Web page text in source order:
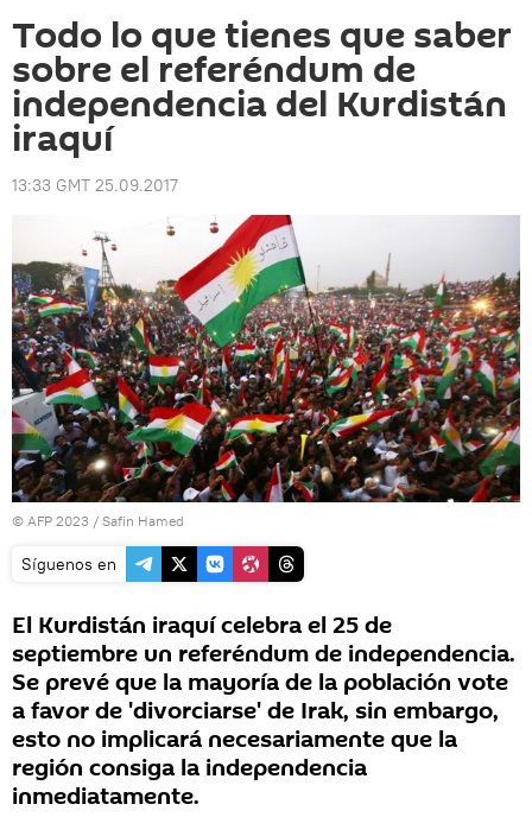
Todo lo que tienes que saber
sobre el referéndum de
independencia del Kurdistán
iraquí
13:33 GMT 25.09.2017
© AFP 2023 / Safin Hamed
Síguenos en
El Kurdistán iraquí celebra el 25 de
septiembre un referéndum de independencia.
Se prevé que la mayoría de la población vote
a favor de 'divorciarse' de Irak, sin embargo,
esto no implicará necesariamente que la
región consiga la independencia
inmediatamente.